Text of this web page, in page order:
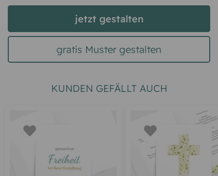
jetzt gestalten
gratis Muster gestalten
KUNDEN GEFÄLLT AUCH